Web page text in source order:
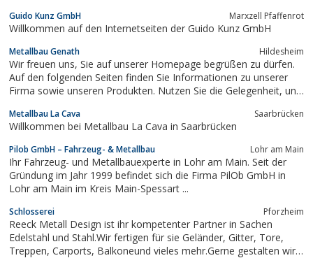
Guido Kunz GmbH Marxzell Pfaffenrot
Willkommen auf den Internetseiten der Guido Kunz GmbH
Metallbau Genath Hildesheim
Wir freuen uns, Sie auf unserer Homepage begrüßen zu dürfen.
Auf den folgenden Seiten finden Sie Informationen zu unserer
Firma sowie unseren Produkten. Nutzen Sie die Gelegenheit, uns
Herstellung - Montage Ihr leistungsfähiger und kompetenter
Partner für:
Metallbau La Cava Saarbrücken
Willkommen bei Metallbau La Cava in Saarbrücken
Pilob GmbH – Fahrzeug- & Metallbau Lohr am Main
Ihr Fahrzeug- und Metallbauexperte in Lohr am Main. Seit der
Gründung im Jahr 1999 befindet sich die Firma PilOb GmbH in
Lohr am Main im Kreis Main-Spessart ...
Schlosserei Pforzheim
Reeck Metall Design ist ihr kompetenter Partner in Sachen
Edelstahl und Stahl.Wir fertigen für sie Geländer, Gitter, Tore,
Treppen, Carports, Balkoneund vieles mehr.Gerne gestalten wir